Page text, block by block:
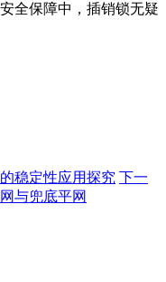
全保障中，插销锁无疑
稳定性应用探究 下一
与兜底平网